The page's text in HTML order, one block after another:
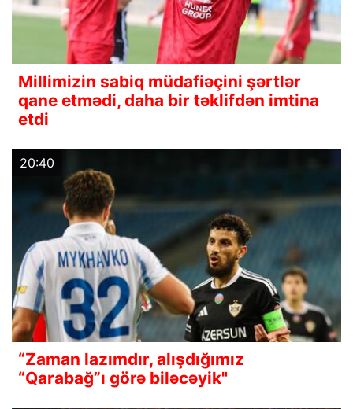
Millimizin sabiq müdafiəçini şərtlər
qane etmədi, daha bir təklifdən imtina
etdi
20:40
“Zaman lazımdır, alışdığımız
“Qarabağ”ı görə biləcəyik"